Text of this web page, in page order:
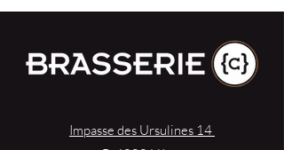
Impasse des Ursulines 14